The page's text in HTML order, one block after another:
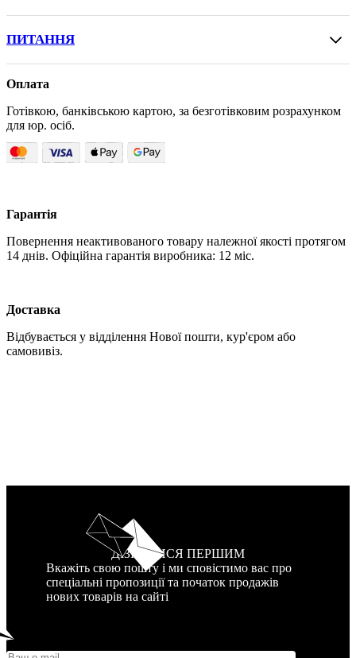
ПИТАННЯ
Оплата
Готівкою, банківською картою, за безготівковим розрахунком
для юр. осіб.
Гарантія
Повернення неактивованого товару належної якості протягом
14 днів. Офіційна гарантія виробника: 12 міс.
Доставка
Відбувається у відділення Нової пошти, кур'єром або
самовивіз.
ДІЗНАТИСЯ ПЕРШИМ
Вкажіть свою пошту і ми сповістимо вас про
спеціальні пропозиції та початок продажів
нових товарів на сайті